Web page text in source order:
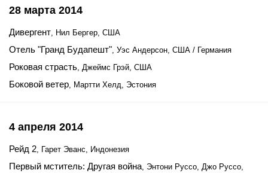
28 марта 2014
Дивергент, Нил Бергер, США
Отель "Гранд Будапешт", Уэс Андерсон, США / Германия
Роковая страсть, Джеймс Грэй, США
Боковой ветер, Мартти Хелд, Эстония
4 апреля 2014
Рейд 2, Гарет Эванс, Индонезия
Первый мститель: Другая война, Энтони Руссо, Джо Руссо,